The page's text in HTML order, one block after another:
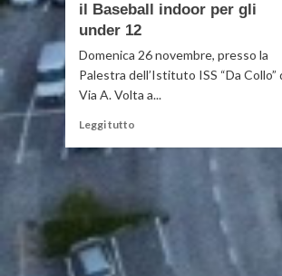
il Baseball indoor per gli
under 12
Domenica 26 novembre, presso la
Palestra dell’Istituto ISS “Da Collo”
Via A. Volta a...
Leggi tutto
Conegliano:
ritorna